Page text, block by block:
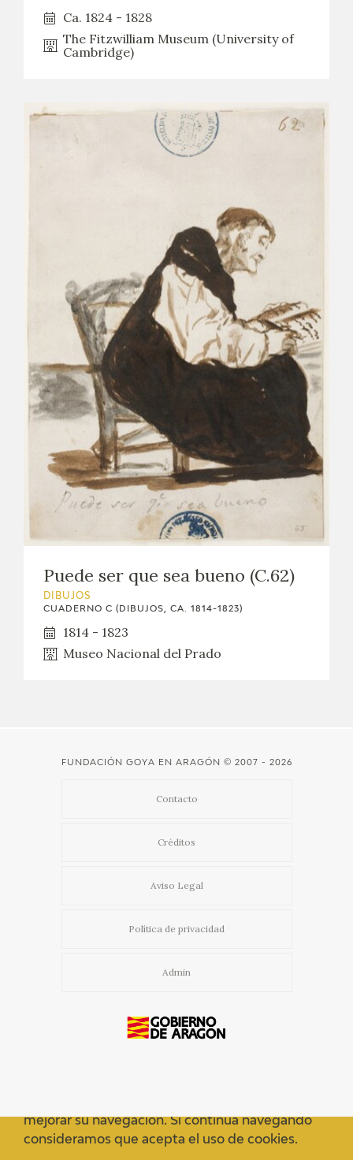
CRONOLOGÍA
EDICIONES
PUBLICACIONES
TIENDA
TIENDA ONLINE
EDUCA
RECURSOS EDUCATIVOS
FICHAS ARASAAC
Ca. 1824 - 1828
The Fitzwilliam Museum (University of
Cambridge)
Puede ser que sea bueno (C.62)
DIBUJOS
CUADERNO C (DIBUJOS, CA. 1814-1823)
1814 - 1823
Museo Nacional del Prado
FUNDACIÓN GOYA EN ARAGÓN © 2007 - 2026
Contacto
Créditos
Aviso Legal
Política de privacidad
Admin
mejorar su navegación. Si continua navegando
consideramos que acepta el uso de cookies.